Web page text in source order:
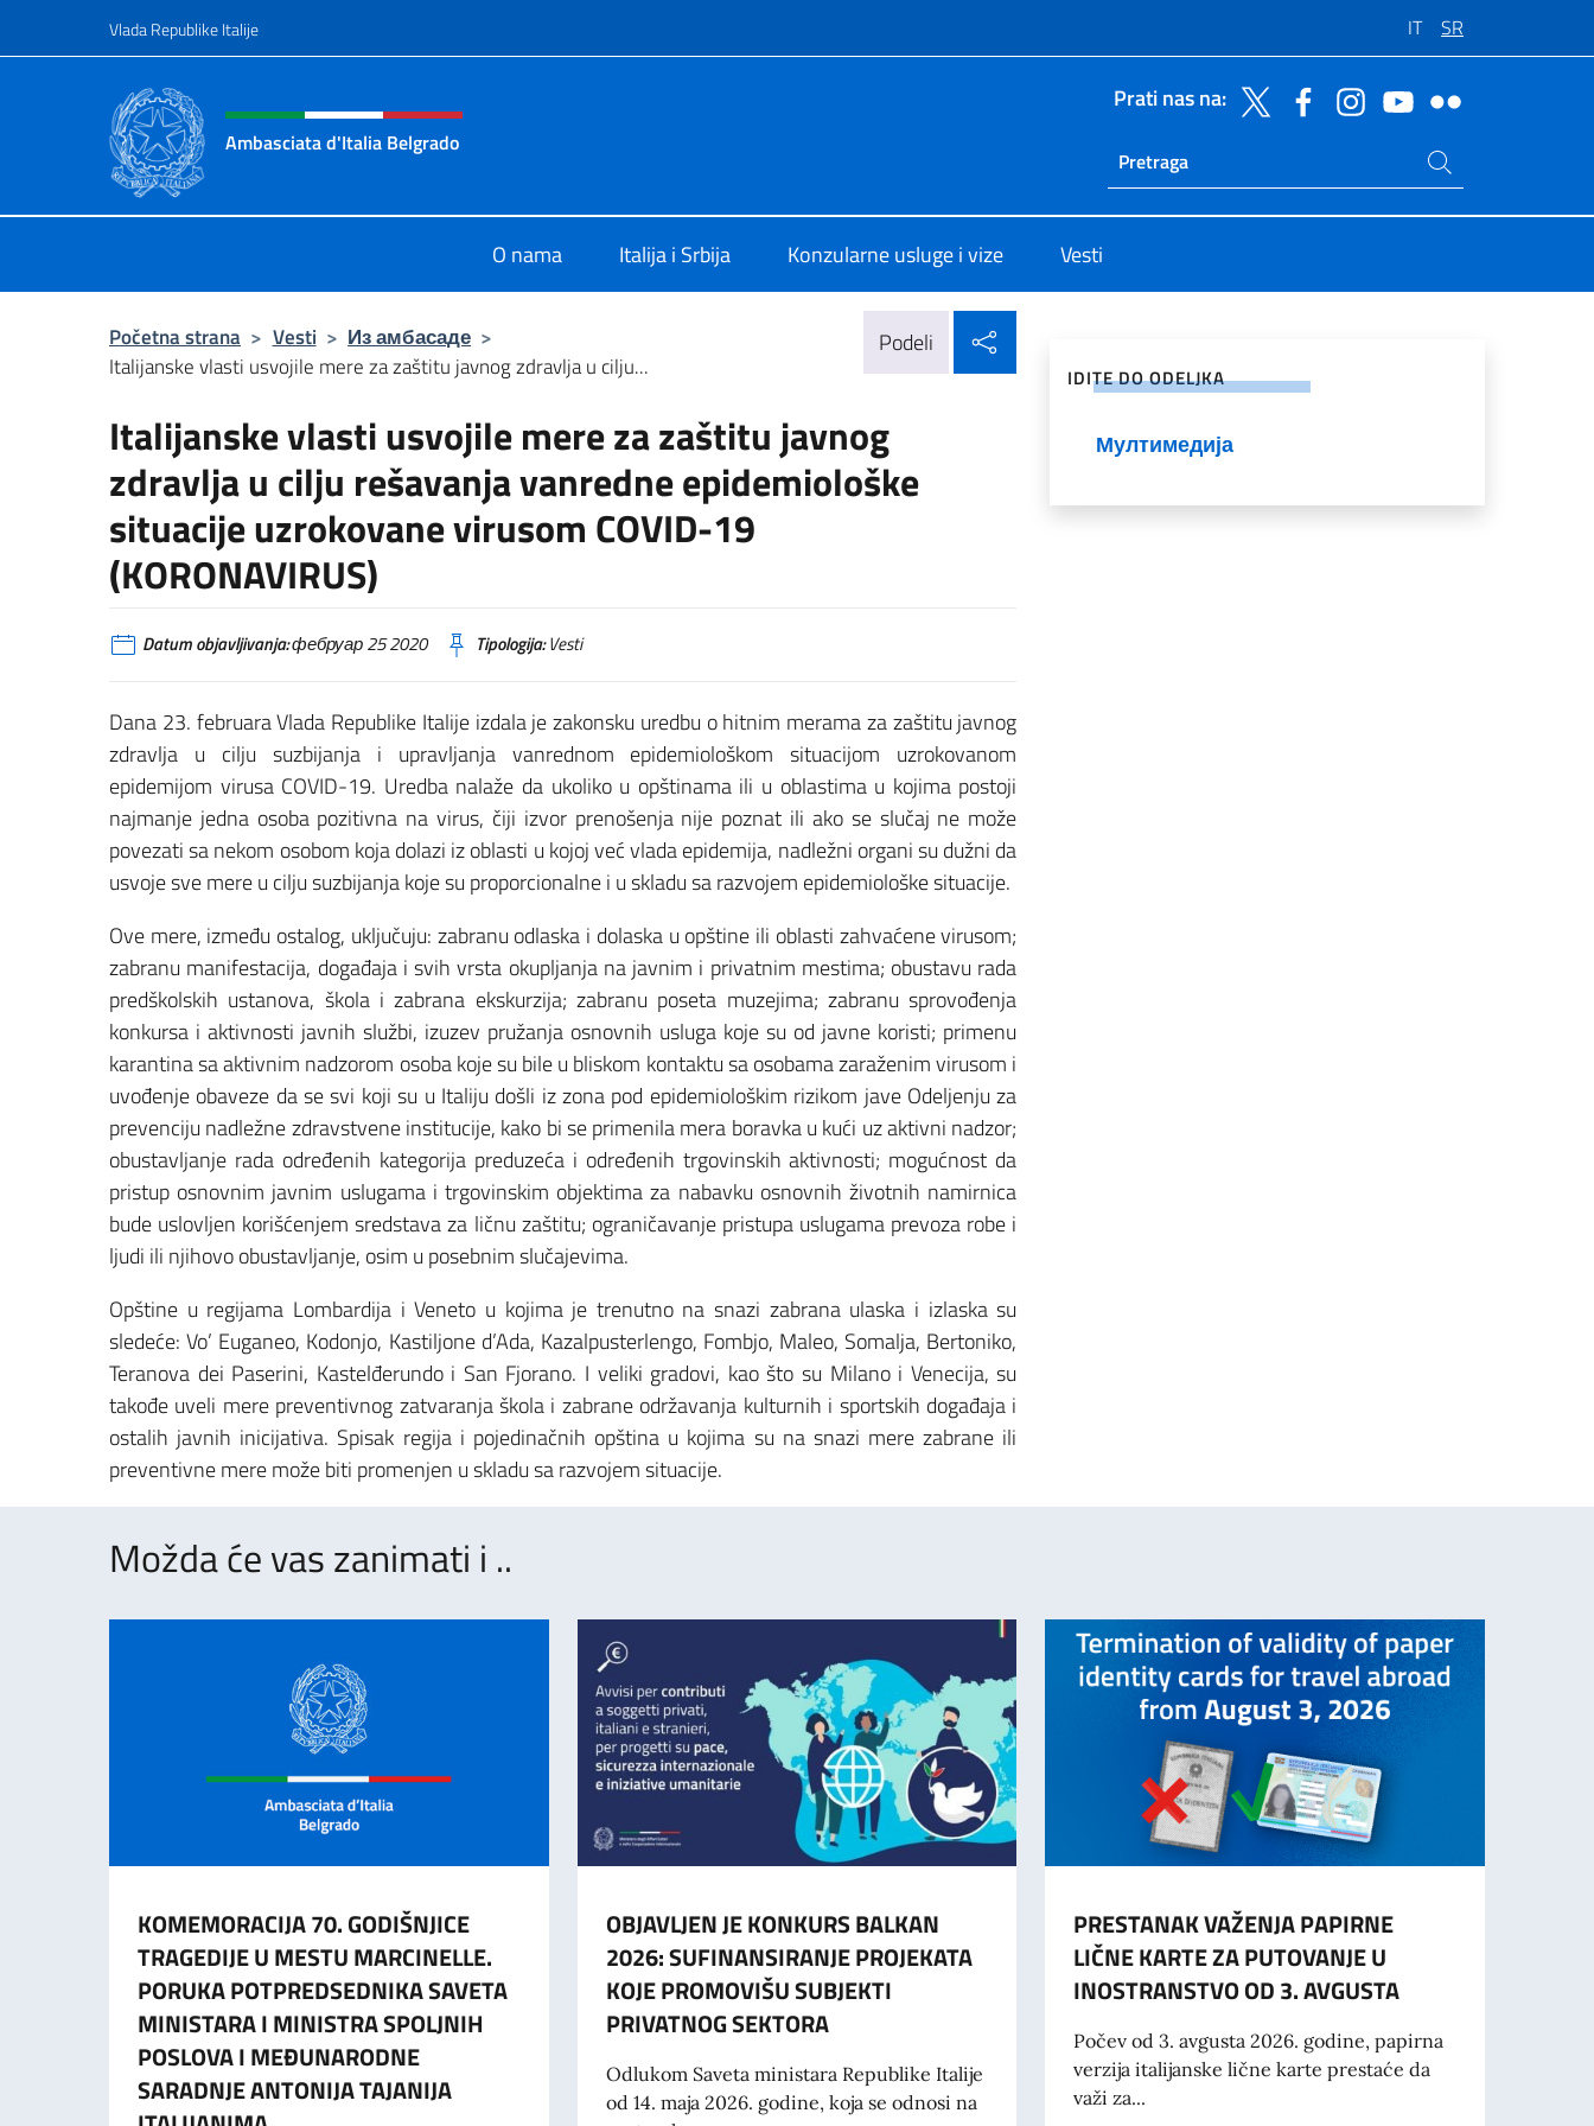
Vlada Republike Italije IT SR
Header, social and menu of site
Ambasciata d'Italia Belgrado
Prati nas na:
Ricerca sito live
Potraži na sajtu
O nama Italija i Srbija Konzularne usluge i vize Vesti
Početna strana > Vesti > Из амбасаде >
Italijanske vlasti usvojile mere za zaštitu javnog zdravlja u cilju...
Podeli
Italijanske vlasti usvojile mere za zaštitu javnog
zdravlja u cilju rešavanja vanredne epidemiološke
situacije uzrokovane virusom COVID-19
(KORONAVIRUS)
Datum objavljivanja:фебруар 25 2020 Tipologija:Vesti
Dana 23. februara Vlada Republike Italije izdala je zakonsku uredbu o hitnim merama za zaštitu javnog
zdravlja u cilju suzbijanja i upravljanja vanrednom epidemiološkom situacijom uzrokovanom
epidemijom virusa COVID-19. Uredba nalaže da ukoliko u opštinama ili u oblastima u kojima postoji
najmanje jedna osoba pozitivna na virus, čiji izvor prenošenja nije poznat ili ako se slučaj ne može
povezati sa nekom osobom koja dolazi iz oblasti u kojoj već vlada epidemija, nadležni organi su dužni da
usvoje sve mere u cilju suzbijanja koje su proporcionalne i u skladu sa razvojem epidemiološke situacije.
Ove mere, između ostalog, uključuju: zabranu odlaska i dolaska u opštine ili oblasti zahvaćene virusom;
zabranu manifestacija, događaja i svih vrsta okupljanja na javnim i privatnim mestima; obustavu rada
predškolskih ustanova, škola i zabrana ekskurzija; zabranu poseta muzejima; zabranu sprovođenja
konkursa i aktivnosti javnih službi, izuzev pružanja osnovnih usluga koje su od javne koristi; primenu
karantina sa aktivnim nadzorom osoba koje su bile u bliskom kontaktu sa osobama zaraženim virusom i
uvođenje obaveze da se svi koji su u Italiju došli iz zona pod epidemiološkim rizikom jave Odeljenju za
prevenciju nadležne zdravstvene institucije, kako bi se primenila mera boravka u kući uz aktivni nadzor;
obustavljanje rada određenih kategorija preduzeća i određenih trgovinskih aktivnosti; mogućnost da
pristup osnovnim javnim uslugama i trgovinskim objektima za nabavku osnovnih životnih namirnica
bude uslovljen korišćenjem sredstava za ličnu zaštitu; ograničavanje pristupa uslugama prevoza robe i
ljudi ili njihovo obustavljanje, osim u posebnim slučajevima.
Opštine u regijama Lombardija i Veneto u kojima je trenutno na snazi zabrana ulaska i izlaska su
sledeće: Vo’ Euganeo, Kodonjo, Kastiljone d’Ada, Kazalpusterlengo, Fombjo, Maleo, Somalja, Bertoniko,
Teranova dei Paserini, Kastelđerundo i San Fjorano. I veliki gradovi, kao što su Milano i Venecija, su
takođe uveli mere preventivnog zatvaranja škola i zabrane održavanja kulturnih i sportskih događaja i
ostalih javnih inicijativa. Spisak regija i pojedinačnih opština u kojima su na snazi mere zabrane ili
preventivne mere može biti promenjen u skladu sa razvojem situacije.
IDITE DO ODELJKA
Мултимедија
Možda će vas zanimati i ..
KOMEMORACIJA 70. GODIŠNJICE
TRAGEDIJE U MESTU MARCINELLE.
PORUKA POTPREDSEDNIKA SAVETA
MINISTARA I MINISTRA SPOLJNIH
POSLOVA I MEĐUNARODNE
SARADNJE ANTONIJA TAJANIJA
OBJAVLJEN JE KONKURS BALKAN
2026: SUFINANSIRANJE PROJEKATA
KOJE PROMOVIŠU SUBJEKTI
PRIVATNOG SEKTORA
Odlukom Saveta ministara Republike Italije
od 14. maja 2026. godine, koja se odnosi na
PRESTANAK VAŽENJA PAPIRNE
LIČNE KARTE ZA PUTOVANJE U
INOSTRANSTVO OD 3. AVGUSTA
Počev od 3. avgusta 2026. godine, papirna
verzija italijanske lične karte prestaće da
važi za...